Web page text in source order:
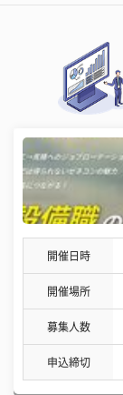
開催日時
開催場所
募集人数
申込締切